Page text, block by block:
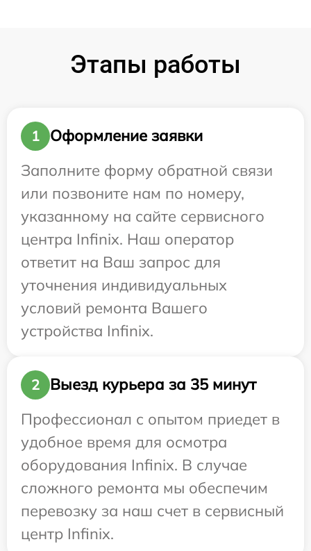
Этапы работы
1
Оформление заявки
Заполните форму обратной связи
или позвоните нам по номеру,
указанному на сайте сервисного
центра Infinix. Наш оператор
ответит на Ваш запрос для
уточнения индивидуальных
условий ремонта Вашего
устройства Infinix.
2
Выезд курьера за 35 минут
Профессионал с опытом приедет в
удобное время для осмотра
оборудования Infinix. В случае
сложного ремонта мы обеспечим
перевозку за наш счет в сервисный
центр Infinix.